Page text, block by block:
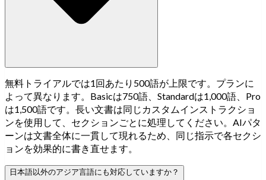
無料トライアルでは1回あたり500語が上限です。プランに
よって異なります。Basicは750語、Standardは1,000語、Pro
は1,500語です。長い文書は同じカスタムインストラクショ
ンを使用して、セクションごとに処理してください。AIパタ
ーンは文書全体に一貫して現れるため、同じ指示で各セクシ
ョンを効果的に書き直せます。
日本語以外のアジア言語にも対応していますか？